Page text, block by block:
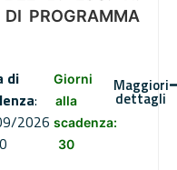
PROGRAMMA
di
:
2026
Giorni
alla
scadenza:
30
Maggiori
dettagli